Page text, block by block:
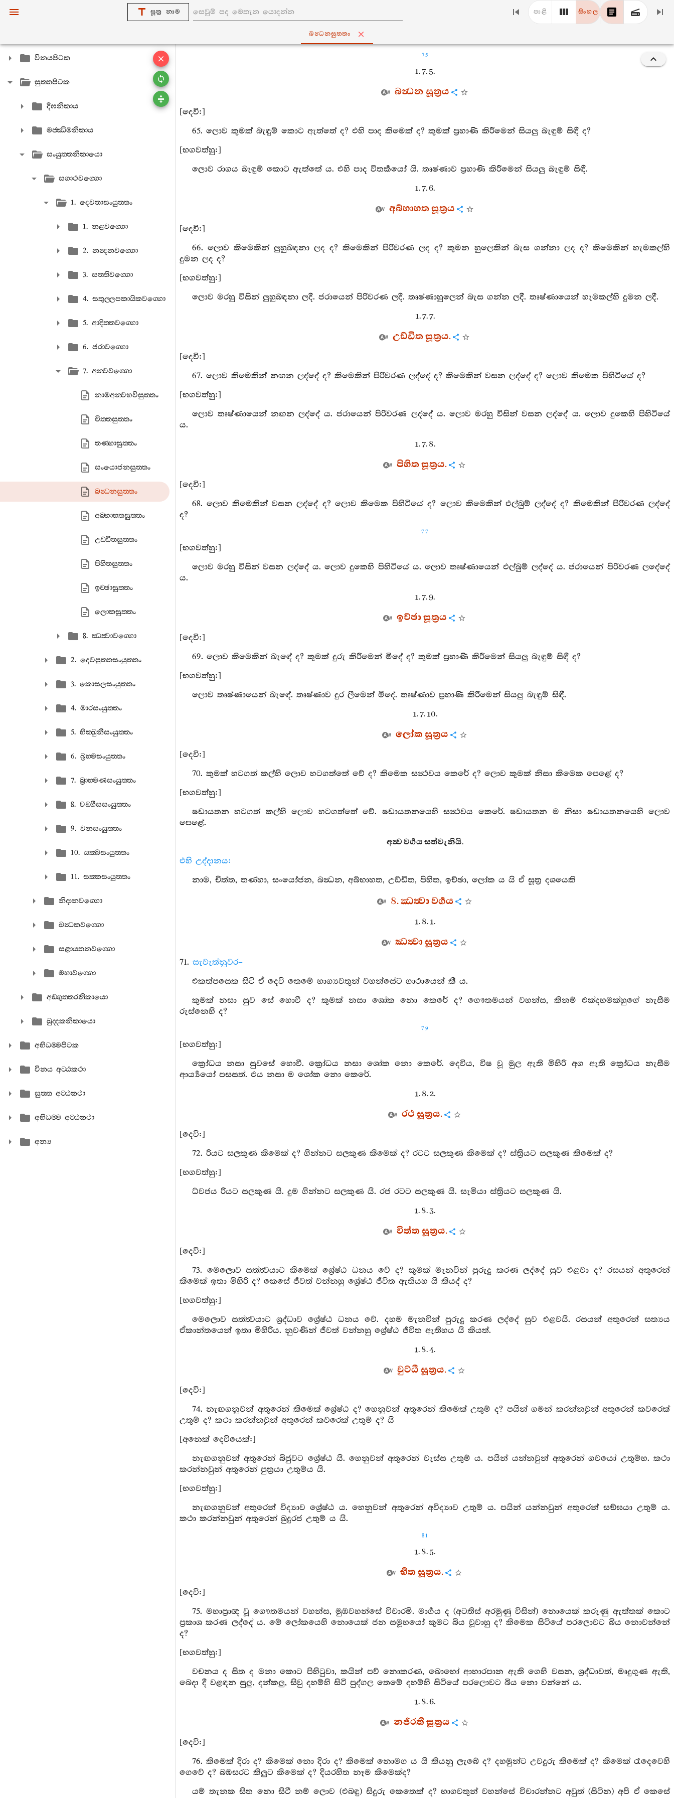
සූත්‍ර නාම පාළි සිංහල
බන්‍ධනසුත‍්තං
විනයපිටක
සුත‍්තපිටක
දීඝනිකාය
මජ‍්ඣිමනිකාය
සංයුත‍්තනිකායො
සගාථවග‍්ගො
1. දෙවතාසංයුත‍්තං
1. නළවග‍්ගො
2. නන්‍දනවග‍්ගො
3. සත‍්තිවග‍්ගො
4. සතුල‍්ලපකායිකවග‍්ගො
5. ආදිත‍්තවග‍්ගො
6. ජරාවග‍්ගො
7. අන‍්වවග‍්ගො
නාමඅන‍්වභවිසුත‍්තං
චිත‍්තසුත‍්තං
තණ‍්හාසුත‍්තං
සංයොජනසුත‍්තං
බන්‍ධනසුත‍්තං
අබ‍්භාහතසුත‍්තං
උඩ‍්ඩිතසුත‍්තං
පිහිතසුත‍්තං
ඉච‍්ඡාසුත‍්තං
ලොකසුත‍්තං
8. ඣත්‍වාවග‍්ගො
2. දෙවපුත‍්තසංයුත‍්තං
3. කොසලසංයුත‍්තං
4. මාරසංයුත‍්තං
5. භික‍්ඛුනීසංයුත‍්තං
6. බ්‍රහ‍්මසංයුත‍්තං
7. බ්‍රාහ‍්මණසංයුත‍්තං
8. වඞ‍්ගීසසංයුත‍්තං
9. වනසංයුත‍්තං
10. යක‍්ඛසංයුත‍්තං
11. සක‍්කසංයුත‍්තං
නිදානවග‍්ගො
ඛන්‍ධකවග‍්ගො
සළායතනවග‍්ගො
මහාවග‍්ගො
අඞ‍්ගුත‍්තරනිකායො
ඛුද‍්දකනිකායො
අභිධම‍්මපිටක
විනය අට‍්ඨකථා
සුත‍්ත අට‍්ඨකථා
අභිධම‍්ම අට‍්ඨකථා
අන්‍ය
75
1. 7. 5.
බන්‍ධන සූත්‍රය
[දෙවි:]
65. ලොව කුමක් බැඳුම් කොට ඇත්තේ ද? එහි පාද කිමෙක් ද? කුමක් ප්‍රහාණි කිරීමෙන් සියලු බැඳුම් සිඳී ද?
[භගවත්හු:]
ලොව රාගය බැඳුම් කොට ඇත්තේ ය. එහි පාද විතර්‍කයෝ යි. තෘෂ්ණාව ප්‍රහාණි කිරීමෙන් සියලු බැඳුම් සිඳී.
1. 7. 6.
අබ්හාහත සූත්‍රය
[දෙවි:]
66. ලොව කිමෙකින් ලුහුබඳනා ලද ද? කිමෙකින් පිරිවරණ ලද ද? කුමන හුලෙකින් බැස ගන්නා ලද ද? කිමෙකින් හැමකල්හි
දුමන ලද ද?
[භගවත්හු:]
ලොව මරහු විසින් ලුහුබඳනා ලදී. ජරායෙන් පිරිවරණ ලදී. තෘෂ්ණාහුලෙන් බැස ගන්න ලදී. තෘෂ්ණායෙන් හැමකල්හි දුමන ලදී.
1. 7. 7.
උඩ්ඩිත සූත්‍රය.
[දෙවි:]
67. ලොව කිමෙකින් නඟන ලද්දේ ද? කිමෙකින් පිරිවරණ ලද්දේ ද? කිමෙකින් වසන ලද්දේ ද? ලොව කිමෙක පිහිටියේ ද?
[භගවත්හු:]
ලොව තෘෂ්ණායෙන් නඟන ලද්දේ ය. ජරායෙන් පිරිවරණ ලද්දේ ය. ලොව මරහු විසින් වසන ලද්දේ ය. ලොව දුකෙහි පිහිටියේ
ය.
1. 7. 8.
පිහිත සූත්‍රය.
[දෙවි:]
68. ලොව කිමෙකින් වසන ලද්දේ ද? ලොව කිමෙක පිහිටියේ ද? ලොව කිමෙකින් එල්බුම් ලද්දේ ද? කිමෙකින් පිරිවරණ ලද්දේ
ද?
77
[භගවත්හු:]
ලොව මරහු විසින් වසන ලද්දේ ය. ලොව දුකෙහි පිහිටියේ ය. ලොව තෘෂ්ණායෙන් එල්බුම් ලද්දේ ය. ජරායෙන් පිරිවරණ ලදේදේ
ය.
1. 7. 9.
ඉච්ඡා සූත්‍රය
[දෙවි:]
69. ලොව කිමෙකින් බැඳේ ද? කුමක් දුරු කිරීමෙන් මිදේ ද? කුමක් ප්‍රහාණි කිරීමෙන් සියලු බැඳුම් සිඳී ද?
[භගවත්හු:]
ලොව තෘෂ්ණායෙන් බැඳේ. තෘෂ්ණාව දුර ලීමෙන් මිදේ. තෘෂ්ණාව ප්‍රහාණි කිරීමෙන් සියලු බැඳුම් සිඳී.
1. 7. 10.
ලෝක සූත්‍රය
[දෙවි:]
70. කුමක් හටගත් කල්හි ලොව හටගත්තේ වේ ද? කිමෙක සන්‍ථවය කෙරේ ද? ලොව කුමක් නිසා කිමෙක පෙළේ ද?
[භගවත්හු:]
ෂඩායතන හටගත් කල්හි ලොව හටගත්තේ වේ. ෂඩායතනයෙහි සන්‍ථවය කෙරේ. ෂඩායතන ම නිසා ෂඩායතනයෙහි ලොව
පෙළේ.
අන්‍ව වර්‍ගය සත්වැනියි.
එහි උද්දානය:
නාම, චිත්ත, තණ්හා, සංයෝජන, බන්‍ධන, අබ්භාහත, උඩ්ඩිත, පිහිත, ඉච්ඡා, ලෝක ය යි ඒ සූත්‍ර දශයෙකි
8. ඣත්‍වා වර්‍ගය
1. 8. 1.
ඣත්‍වා සූත්‍රය
71. සැවැත්නුවර–
එකත්පසෙක සිටි ඒ දෙවි තෙමේ භාග්‍යවතුන් වහන්සේට ගාථායෙන් කී ය.
කුමක් නසා සුව සේ හොවී ද? කුමක් නසා ශෝක නො කෙරේ ද? ගෞතමයන් වහන්ස, කිනම් එක්දහමක්හුගේ නැසීම
රුස්නෙහි ද?
79
[භගවත්හු:]
ක්‍රෝධය නසා සුවසේ හොවී. ක්‍රෝධය නසා ශෝක නො කෙරේ. දෙවිය, විෂ වූ මුල ඇති මිහිරි අග ඇති ක්‍රෝධය නැසීම
ආර්‍ය්‍යයෝ පසසත්. එය නසා ම ශෝක නො කෙරේ.
1. 8. 2.
රථ සූත්‍රය.
[දෙවි:]
72. රියට සලකුණ කිමෙක් ද? ගින්නට සලකුණ කිමෙක් ද? රටට සලකුණ කිමෙක් ද? ස්ත්‍රියට සලකුණ කිමෙක් ද?
[භගවත්හු:]
ධ්වජය රියට සලකුණ යි. දුම ගින්නට සලකුණ යි. රජ රටට සලකුණ යි. සැමියා ස්ත්‍රියට සලකුණ යි.
1. 8. 3.
විත්ත සූත්‍රය.
[දෙවි:]
73. මෙලොව සත්ත්‍වයාට කිමෙක් ශ්‍රේෂ්ඨ ධනය වේ ද? කුමක් මැනවින් පුරුදු කරණ ලද්දේ සුව එළවා ද? රසයන් අතුරෙන්
කිමෙක් ඉතා මිහිරි ද? කෙසේ ජීවත් වන්නහු ශ්‍රේෂ්ඨ ජීවිත ඇතියහ යි කියද් ද?
[භගවත්හු:]
මෙලොව සත්ත්‍වයාට ශ්‍රද්ධාව ශ්‍රේෂ්ඨ ධනය වේ. දහම මැනවින් පුරුදු කරණ ලද්දේ සුව එළවයි. රසයන් අතුරෙන් සත්‍යය
ඒකාන්තයෙන් ඉතා මිහිරිය. නුවණින් ජීවත් වන්නහු ශ්‍රේෂ්ඨ ජීවිත ඇතිහය යි කියත්.
1. 8. 4.
වුට්ඨි සූත්‍රය.
[දෙවි:]
74. නැඟගනුවන් අතුරෙන් කිමෙක් ශ්‍රේෂ්ඨ ද? හෙනුවන් අතුරෙන් කිමෙක් උතුම් ද? පයින් ගමන් කරන්නවුන් අතුරෙන් කවරෙක්
උතුම් ද? කථා කරන්නවුන් අතුරෙන් කවරෙක් උතුම් ද? යි
[අනෙක් දෙවියෙක්:]
නැඟගනුවන් අතුරෙන් බිජුවට ශ්‍රේෂ්ඨ යි. හෙනුවන් අතුරෙන් වැස්ස උතුම් ය. පයින් යන්නවුන් අතුරෙන් ගවයෝ උතුම්හ. කථා
කරන්නවුන් අතුරෙන් පුත්‍රයා උතුම්ය යි.
[භගවත්හු:]
නැඟගනුවන් අතුරෙන් විද්‍යාව ශ්‍රේෂ්ඨ ය. හෙනුවන් අතුරෙන් අවිද්‍යාව උතුම් ය. පයින් යන්නවුන් අතුරෙන් සඞ්ඝයා උතුම් ය.
කථා කරන්නවුන් අතුරෙන් බුදුරජ උතුම් ය යි.
81
1. 8. 5.
භීත සූත්‍රය.
[දෙවි:]
75. මහාප්‍රාඥ වූ ගෞතමයන් වහන්ස, මුඹවහන්සේ විචාරමි. මාර්‍ගය ද (අටතිස් අරමුණු විසින්) නොයෙක් කරුණු ඇත්තක් කොට
ප්‍රකාශ කරණ ලද්දේ ය. මේ ලෝකයෙහි නොයෙක් ජන සමූහයෝ කුමට බිය වූවාහු ද? කිමෙක සිටියේ පරලොවට බිය නොවන්නේ
ද?
[භගවත්හු:]
වචනය ද සිත ද මනා කොට පිහිටුවා, කයින් පව් නොකරණ, බොහෝ ආහාරපාන ඇති ගෙහි වසන, ශ්‍රද්ධාවත්, මෘදුගුණ ඇති,
බෙදා දී වළඳන සුලු, දන්කලු, සිවු දහම්හි සිටි පුද්ගල තෙමේ දහම්හි සිටියේ පරලොවට බිය නො වන්නේ ය.
1. 8. 6.
නජීරතී සූත්‍රය
[දෙවි:]
76. කිමෙක් දිරා ද? කිමෙක් නො දිරා ද? කිමෙක් නොමග ය යි කියනු ලැබේ ද? දහමුන්ට උවදුරු කිමෙක් ද? කිමෙක් රෑදෙවෙහි
ගෙවේ ද? බඹසරට කිලුට කිමෙක් ද? දියරහිත නෑම කිමෙක්ද?
යම් තැනක සිත නො සිටී නම් ලොව (එබඳු) සිදුරු කෙතෙක් ද? භාගවතුන් වහන්සේ විචාරන්නට අවුත් (සිටින) අපි ඒ කෙසේ